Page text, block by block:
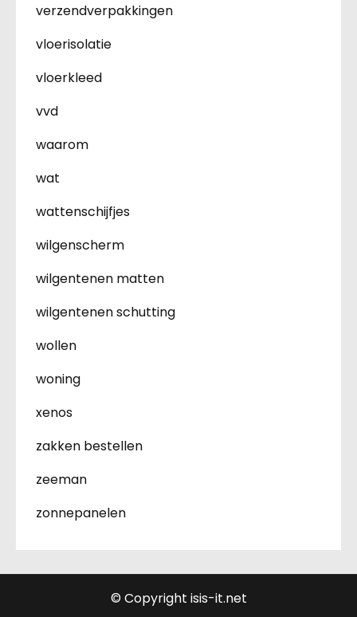
verzendverpakkingen
vloerisolatie
vloerkleed
vvd
waarom
wat
wattenschijfjes
wilgenscherm
wilgentenen matten
wilgentenen schutting
wollen
woning
xenos
zakken bestellen
zeeman
zonnepanelen
© Copyright isis-it.net